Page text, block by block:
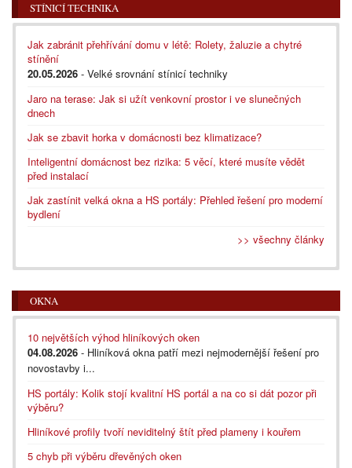
STÍNICÍ TECHNIKA
Jak zabránit přehřívání domu v létě: Rolety, žaluzie a chytré
stínění
20.05.2026 - Velké srovnání stínicí techniky
Jaro na terase: Jak si užít venkovní prostor i ve slunečných
dnech
Jak se zbavit horka v domácnosti bez klimatizace?
Inteligentní domácnost bez rizika: 5 věcí, které musíte vědět
před instalací
Jak zastínit velká okna a HS portály: Přehled řešení pro moderní
bydlení
>> všechny články
OKNA
10 největších výhod hliníkových oken
04.08.2026 - Hliníková okna patří mezi nejmodernější řešení pro
novostavby i...
HS portály: Kolik stojí kvalitní HS portál a na co si dát pozor při
výběru?
Hliníkové profily tvoří neviditelný štít před plameny i kouřem
5 chyb při výběru dřevěných oken